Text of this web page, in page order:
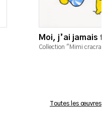
Moi, j’ai jamais
Collection "Mimi cracra"
Toutes les œuvres